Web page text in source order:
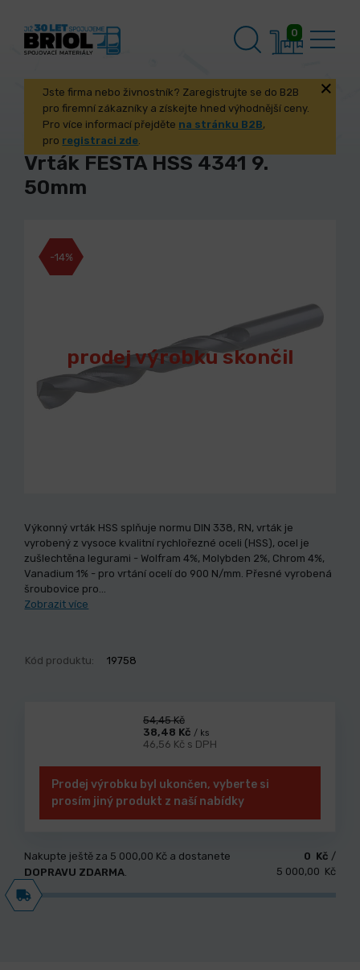
0
Jste firma nebo živnostník? Zaregistrujte se do B2B
pro firemní zákazníky a získejte hned výhodnější ceny.
Pro více informací přejděte na stránku B2B,
pro registraci zde.
Vrták FESTA HSS 4341 9.
50mm
prodej výrobku skončil
-14%
Výkonný vrták HSS splňuje normu DIN 338, RN, vrták je
vyrobený z vysoce kvalitní rychlořezné oceli (HSS), ocel je
zušlechtěna legurami - Wolfram 4%, Molybden 2%, Chrom 4%,
Vanadium 1% - pro vrtání ocelí do 900 N/mm. Přesné vyrobená
šroubovice pro…
Zobrazit více
Kód produktu: 19758
54,45 Kč
38,48 Kč / ks
46,56 Kč s DPH
Prodej výrobku byl ukončen, vyberte si
prosím jiný produkt z naší nabídky
Nakupte ještě za 5 000,00 Kč a dostanete
DOPRAVU ZDARMA.
0 Kč /
5 000,00 Kč